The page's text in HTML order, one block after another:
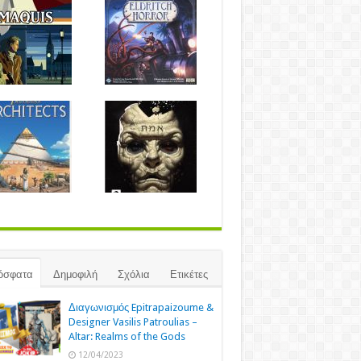
Δημοφιλή Σχόλια Ετικέτες
Διαγωνισμός Epitrapaizoume &
Designer Vasilis Patroulias –
Altar: Realms of the Gods
12/04/2023